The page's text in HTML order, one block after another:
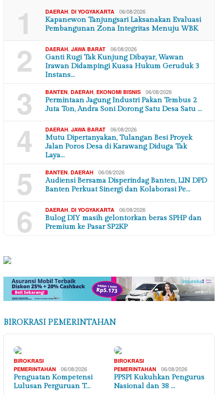
1 DAERAH DI YOGYAKARTA 06/08/2026
Kapanewon Tanjungsari Laksanakan Evaluasi
Pembangunan Zona Integritas Menuju WBK
2 DAERAH JAWA BARAT 06/08/2026
Ganti Rugi Tak Kunjung Dibayar, Wawan
Irawan Didampingi Kuasa Hukum Geruduk 3
Instans…
3 BANTEN DAERAH EKONOMI BISNIS 06/08/2026
Permintaan Jagung Industri Pakan Tembus 2
Juta Ton, Andra Soni Dorong Satu Desa Satu …
4 DAERAH JAWA BARAT 06/08/2026
Mutu Dipertanyakan, Tulangan Besi Proyek
Jalan Poros Desa di Karawang Diduga Tak
Laya…
5 BANTEN DAERAH 06/08/2026
Audiensi Bersama Disperindag Banten, LIN DPD
Banten Perkuat Sinergi dan Kolaborasi Pe…
6 DAERAH DI YOGYAKARTA 06/08/2026
Bulog DIY masih gelontorkan beras SPHP dan
Premium ke Pasar SP2KP
BIROKRASI PEMERINTAHAN
BIROKRASI
PEMERINTAHAN
06/08/2026
Penguatan Kompetensi
Lulusan Perguruan T…
BIROKRASI
PEMERINTAHAN
06/08/2026
PPSPI Kukuhkan Pengurus
Nasional dan 38 …